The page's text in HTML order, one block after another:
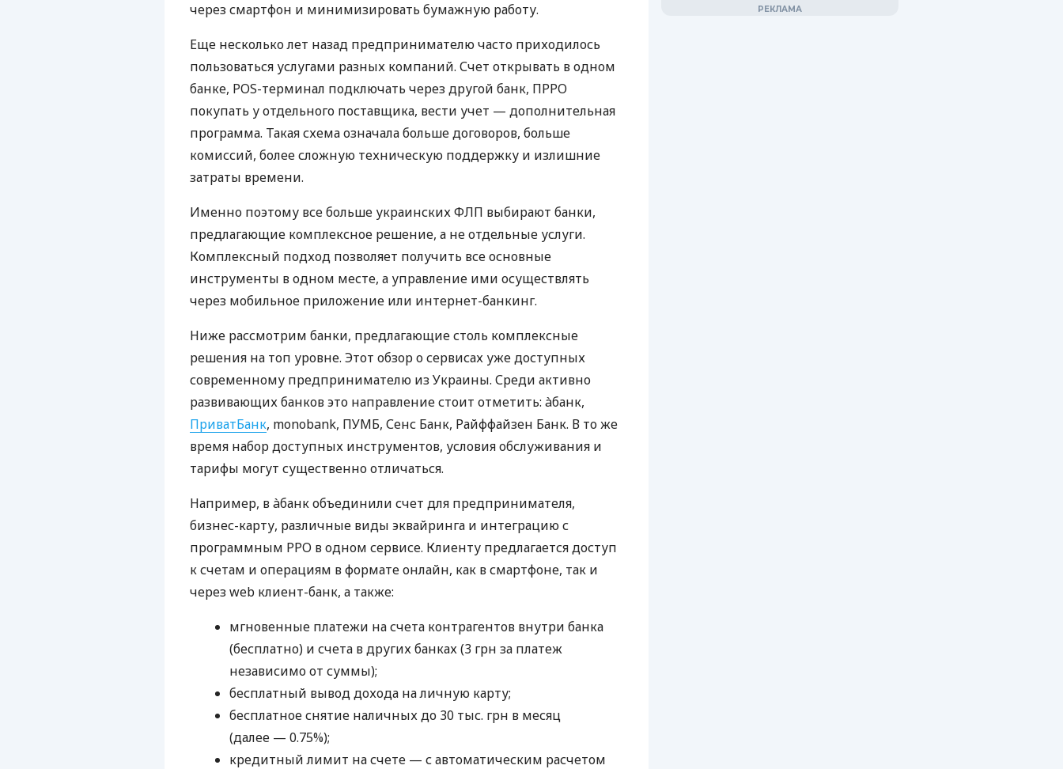
через смартфон и минимизировать бумажную работу.
Еще несколько лет назад предпринимателю часто приходилось
пользоваться услугами разных компаний. Счет открывать в одном
банке, POS-терминал подключать через другой банк, ПРРО
покупать у отдельного поставщика, вести учет — дополнительная
программа. Такая схема означала больше договоров, больше
комиссий, более сложную техническую поддержку и излишние
затраты времени.
Именно поэтому все больше украинских ФЛП выбирают банки,
предлагающие комплексное решение, а не отдельные услуги.
Комплексный подход позволяет получить все основные
инструменты в одном месте, а управление ими осуществлять
через мобильное приложение или интернет-банкинг.
Ниже рассмотрим банки, предлагающие столь комплексные
решения на топ уровне. Этот обзор о сервисах уже доступных
современному предпринимателю из Украины. Среди активно
развивающих банков это направление стоит отметить: àбанк,
ПриватБанк, monobank, ПУМБ, Сенс Банк, Райффайзен Банк. В то же
время набор доступных инструментов, условия обслуживания и
тарифы могут существенно отличаться.
Например, в àбанк объединили счет для предпринимателя,
бизнес-карту, различные виды эквайринга и интеграцию с
программным РРО в одном сервисе. Клиенту предлагается доступ
к счетам и операциям в формате онлайн, как в смартфоне, так и
через web клиент-банк, а также:
мгновенные платежи на счета контрагентов внутри банка
(бесплатно) и счета в других банках (3 грн за платеж
независимо от суммы);
бесплатный вывод дохода на личную карту;
бесплатное снятие наличных до 30 тыс. грн в месяц
(далее — 0.75%);
кредитный лимит на счете — с автоматическим расчетом